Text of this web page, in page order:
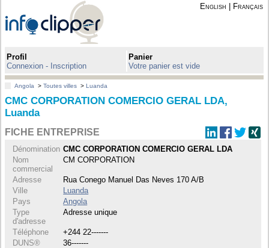
English Français
Profil
Connexion - Inscription
Panier
Votre panier est vide
Angola >Toutes villes >Luanda
CMC CORPORATION COMERCIO GERAL LDA,
Luanda
FICHE ENTREPRISE
Dénomination CMC CORPORATION COMERCIO GERAL LDA
Nom
commercial
CM CORPORATION
Adresse
Rua Conego Manuel Das Neves 170 A/B
Ville
Luanda
Pays
Angola
Type
d'adresse
Adresse unique
Téléphone
+244 22-------
DUNS®
36-------